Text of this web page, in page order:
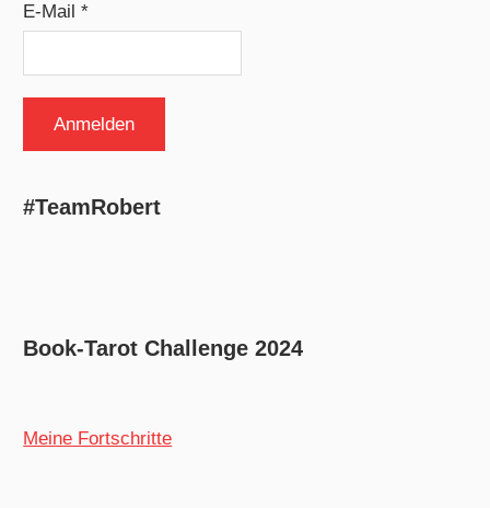
E-Mail *
#TeamRobert
Book-Tarot Challenge 2024
Meine Fortschritte